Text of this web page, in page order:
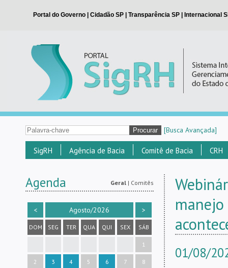
[Busca Avançada]
SigRH Agência de Bacia Comitê de Bacia CRH
Agenda Geral | Comitês
< Agosto/2026 >
DOM SEG TER QUA QUI SEX SÁB
1
2 3 4 5 6 7 8
01/08/